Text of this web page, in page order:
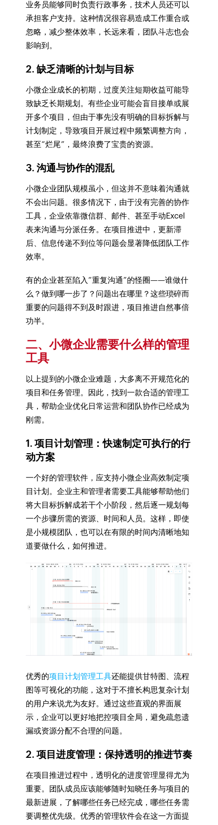
业务员能够同时负责行政事务，技术人员还可以
承担客户支持。这种情况很容易造成工作重合或
忽略，减少整体效率，长远来看，团队斗志也会
影响到。
2. 缺乏清晰的计划与目标
小微企业成长的初期，过度关注短期收益可能导
致缺乏长期规划。有些企业可能会盲目接单或展
开多个项目，但由于事先没有明确的目标拆解与
计划制定，导致项目开展过程中频繁调整方向，
甚至“烂尾”，最终浪费了宝贵的资源。
3. 沟通与协作的混乱
小微企业团队规模虽小，但这并不意味着沟通就
不会出问题。很多情况下，由于没有完善的协作
工具，企业依靠微信群、邮件、甚至手动Excel
表来沟通与分派任务。在项目推进中，更新滞
后、信息传递不到位等问题会显著降低团队工作
效率。
有的企业甚至陷入“重复沟通”的怪圈——谁做什
么？做到哪一步了？问题出在哪里？这些琐碎而
重要的问题得不到及时跟进，项目推进自然事倍
功半。
二、小微企业需要什么样的管理
工具
以上提到的小微企业难题，大多离不开规范化的
项目和任务管理。因此，找到一款合适的管理工
具，帮助企业优化日常运营和团队协作已经成为
刚需。
1. 项目计划管理：快速制定可执行的行
动方案
一个好的管理软件，应支持小微企业高效制定项
目计划。企业主和管理者需要工具能够帮助他们
将大目标拆解成若干个小阶段，然后逐一规划每
一个步骤所需的资源、时间和人员。这样，即使
是小规模团队，也可以在有限的时间内清晰地知
道要做什么，如何推进。
优秀的项目计划管理工具还能提供甘特图、流程
图等可视化的功能，这对于不擅长构思复杂计划
的用户来说尤为友好。通过这些直观的界面展
示，企业可以更好地把控项目全局，避免疏忽遗
漏或资源分配不合理的问题。
2. 项目进度管理：保持透明的推进节奏
在项目推进过程中，透明化的进度管理显得尤为
重要。团队成员应该能够随时知晓任务与项目的
最新进展，了解哪些任务已经完成，哪些任务需
要调整优先级。优秀的管理软件会在这一方面提